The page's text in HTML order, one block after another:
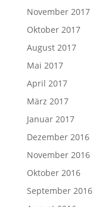
November 2017
Oktober 2017
August 2017
Mai 2017
April 2017
März 2017
Januar 2017
Dezember 2016
November 2016
Oktober 2016
September 2016